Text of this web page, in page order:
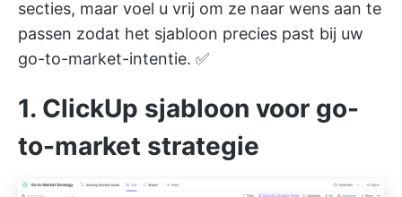
secties, maar voel u vrij om ze naar wens aan te
passen zodat het sjabloon precies past bij uw
go-to-market-intentie. ✅
1. ClickUp sjabloon voor go-
to-market strategie